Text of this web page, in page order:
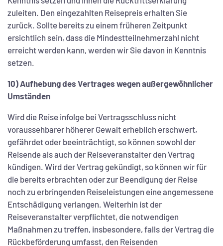
zuleiten. Den eingezahlten Reisepreis erhalten Sie
zurück. Sollte bereits zu einem früheren Zeitpunkt
ersichtlich sein, dass die Mindestteilnehmerzahl nicht
erreicht werden kann, werden wir Sie davon in Kenntnis
setzen.
10) Aufhebung des Vertrages wegen außergewöhnlicher
Umständen
Wird die Reise infolge bei Vertragsschluss nicht
voraussehbarer höherer Gewalt erheblich erschwert,
gefährdet oder beeinträchtigt, so können sowohl der
Reisende als auch der Reiseveranstalter den Vertrag
kündigen. Wird der Vertrag gekündigt, so können wir für
die bereits erbrachten oder zur Beendigung der Reise
noch zu erbringenden Reiseleistungen eine angemessene
Entschädigung verlangen. Weiterhin ist der
Reiseveranstalter verpflichtet, die notwendigen
Maßnahmen zu treffen, insbesondere, falls der Vertrag die
Rückbeförderung umfasst, den Reisenden